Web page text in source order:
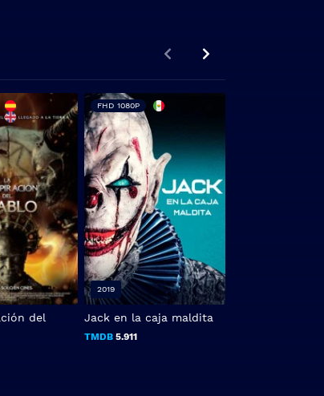
del
Jack en la caja maldita
TMDB5.911
FHD 1080P
2019